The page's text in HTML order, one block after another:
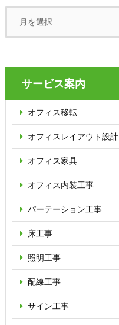
サービス案内
オフィス移転
オフィス レイアウト設計
オフィス家具
オフィス内装工事
パーテーション工事
床工事
照明工事
配線工事
サイン工事